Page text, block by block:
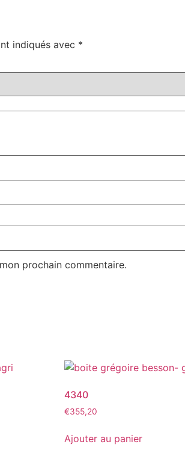
indiqués avec *
prochain commentaire.
4340
€355,20
Ajouter au panier